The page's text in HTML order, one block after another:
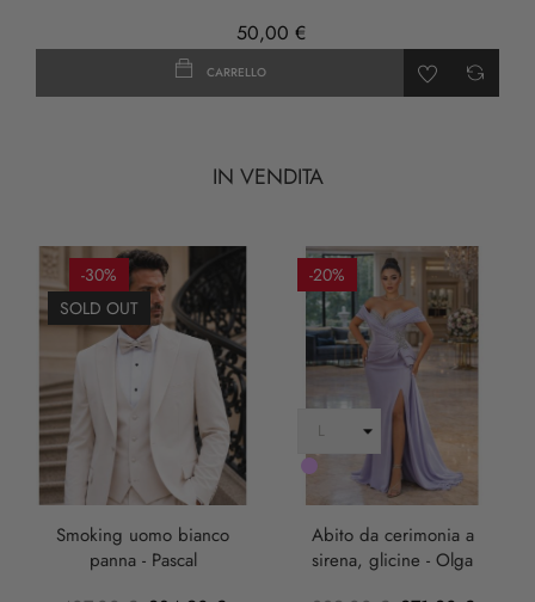
50,00 €
CARRELLO
IN VENDITA
-30%
SOLD OUT
Smoking uomo bianco
panna - Pascal
-20%
LILLA
Abito da cerimonia a
sirena, glicine - Olga